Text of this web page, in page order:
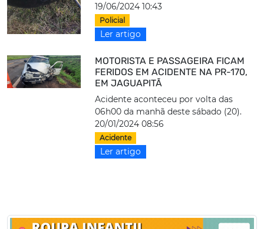
19/06/2024 10:43
Policial
Ler artigo
MOTORISTA E PASSAGEIRA FICAM
FERIDOS EM ACIDENTE NA PR-170,
EM JAGUAPITÃ
Acidente aconteceu por volta das
06h00 da manhã deste sábado (20).
20/01/2024 08:56
Acidente
Ler artigo